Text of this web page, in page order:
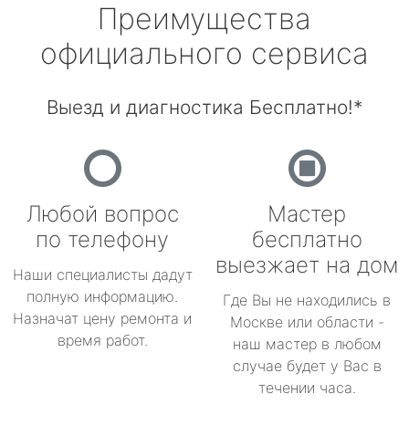
Преимущества
официального сервиса
Выезд и диагностика Бесплатно!*
Любой вопрос
по телефону
Наши специалисты дадут
полную информацию.
Назначат цену ремонта и
время работ.
Мастер
бесплатно
выезжает на дом
Где Вы не находились в
Москве или области -
наш мастер в любом
случае будет у Вас в
течении часа.